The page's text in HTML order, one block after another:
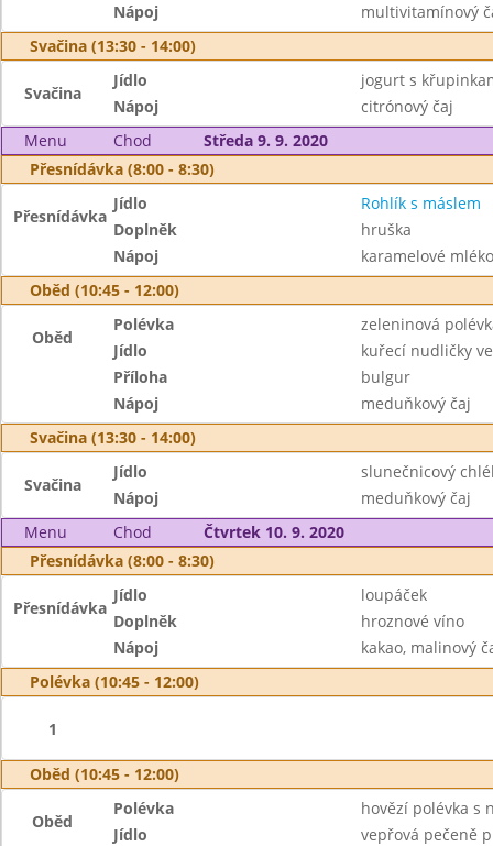
Nápoj
multivitamínový
Svačina (13:30 - 14:00)
Svačina
Jídlo
jogurt s
Nápoj
citrónový čaj
Menu
Chod
Středa 9. 9. 2020
Přesnídávka (8:00 - 8:30)
Přesnídávka
Jídlo
Rohlík s máslem
Doplněk
hruška
Nápoj
karamelové
Oběd (10:45 - 12:00)
Oběd
Polévka
zeleninová
Jídlo
kuřecí nudličky
Příloha
bulgur
Nápoj
meduňkový čaj
Svačina (13:30 - 14:00)
Svačina
Jídlo
slunečnicový
Nápoj
meduňkový čaj
Menu
Chod
Čtvrtek 10. 9. 2020
Přesnídávka (8:00 - 8:30)
Přesnídávka
Jídlo
loupáček
Doplněk
hroznové víno
Nápoj
kakao, malinový
Polévka (10:45 - 12:00)
1
Oběd (10:45 - 12:00)
Oběd
Polévka
hovězí polévka s
Jídlo
vepřová pečeně